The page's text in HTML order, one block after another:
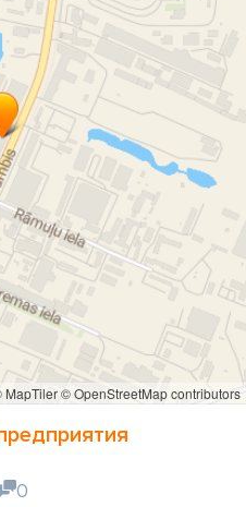
MapTiler© OpenStreetMap contributors
0